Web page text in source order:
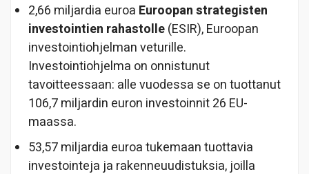
2,66 miljardia euroa Euroopan strategisten
investointien rahastolle(ESIR), Euroopan
investointiohjelman veturille.
Investointiohjelma on onnistunut
tavoitteessaan: alle vuodessa se on tuottanut
106,7 miljardin euron investoinnit 26 EU-
maassa.
53,57 miljardia euroa tukemaan tuottavia
investointeja ja rakenneuudistuksia, joilla